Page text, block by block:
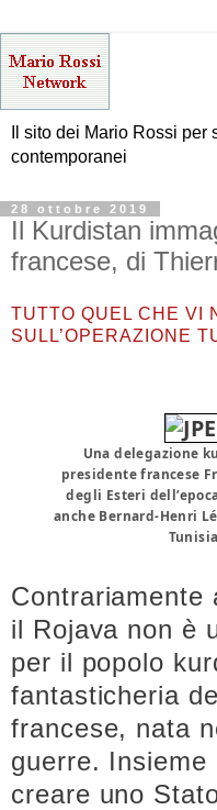
Il sito dei Mario Rossi
contemporanei
28 ottobre 2019
Il Kurdistan
francese, di
TUTTO QUEL CHE VI
SULL’OPERAZIONE
Una delegazione
presidente francese
degli Esteri
anche Bernard-Henri
Contrariamente
il Rojava non è
per il popolo
fantasticheria
francese, nata
guerre.
creare uno